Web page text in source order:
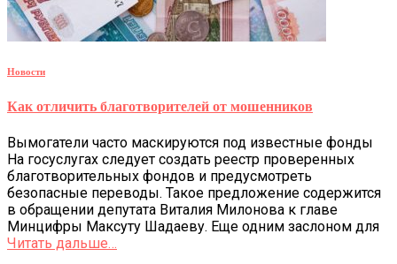
Новости
Как отличить благотворителей от мошенников
Вымогатели часто маскируются под известные фонды
На госуслугах следует создать реестр проверенных
благотворительных фондов и предусмотреть
безопасные переводы. Такое предложение содержится
в обращении депутата Виталия Милонова к главе
Минцифры Максуту Шадаеву. Еще одним заслоном для
Читать дальше…